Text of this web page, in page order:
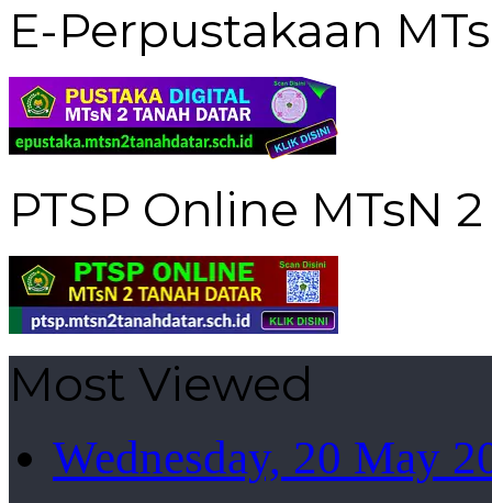
E-Perpustakaan
PTSP Online MTsN
Most Viewed
Wednesday, 20 May